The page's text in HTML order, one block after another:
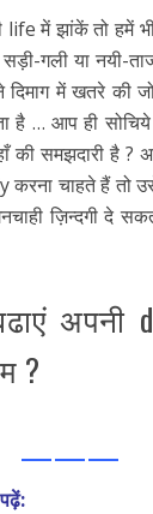
में झांकें तो हमें
गली या नयी-
दिमाग में खतरे की
है … आप ही
की समझदारी है
करना चाहते हैं तो
ज़िन्दगी दे
अपनी
?
———